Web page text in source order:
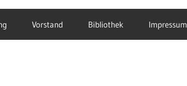
Vorstand Bibliothek Impressum